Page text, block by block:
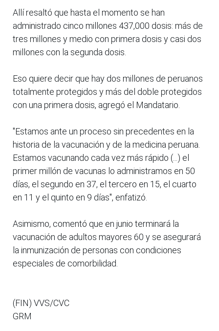
Allí resaltó que hasta el momento se han
administrado cinco millones 437,000 dosis: más de
tres millones y medio con primera dosis y casi dos
millones con la segunda dosis.
Eso quiere decir que hay dos millones de peruanos
totalmente protegidos y más del doble protegidos
con una primera dosis, agregó el Mandatario.
"Estamos ante un proceso sin precedentes en la
historia de la vacunación y de la medicina peruana.
Estamos vacunando cada vez más rápido (...) el
primer millón de vacunas lo administramos en 50
días, el segundo en 37, el tercero en 15, el cuarto
en 11 y el quinto en 9 días", enfatizó.
Asimismo, comentó que en junio terminará la
vacunación de adultos mayores 60 y se asegurará
la inmunización de personas con condiciones
especiales de comorbilidad.
(FIN) VVS/CVC
GRM